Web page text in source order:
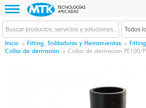
Inicio » Fitting, Soldadoras y Herramientas »
Collar de derivación » Collar de derivacion PE100/